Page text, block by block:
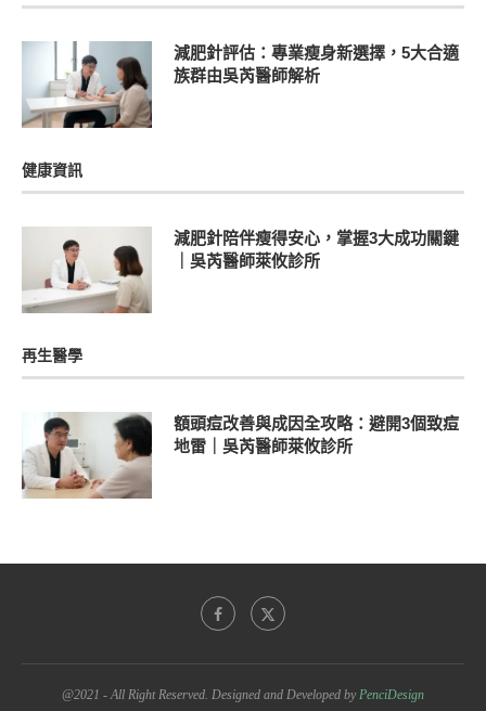
減肥針評估：專業瘦身新選擇，5大合適
族群由吳芮醫師解析
健康資訊
減肥針陪伴瘦得安心，掌握3大成功關鍵
｜吳芮醫師萊攸診所
再生醫學
額頭痘改善與成因全攻略：避開3個致痘
地雷｜吳芮醫師萊攸診所
@2021 - All Right Reserved. Designed and Developed byPenciDesign